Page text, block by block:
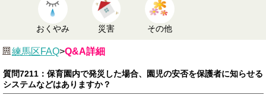
おくやみ 災害 その他
練馬区FAQ>Q&A詳細
質問7211：保育園内で発災した場合、園児の安否を保護者に知らせる
システムなどはありますか？